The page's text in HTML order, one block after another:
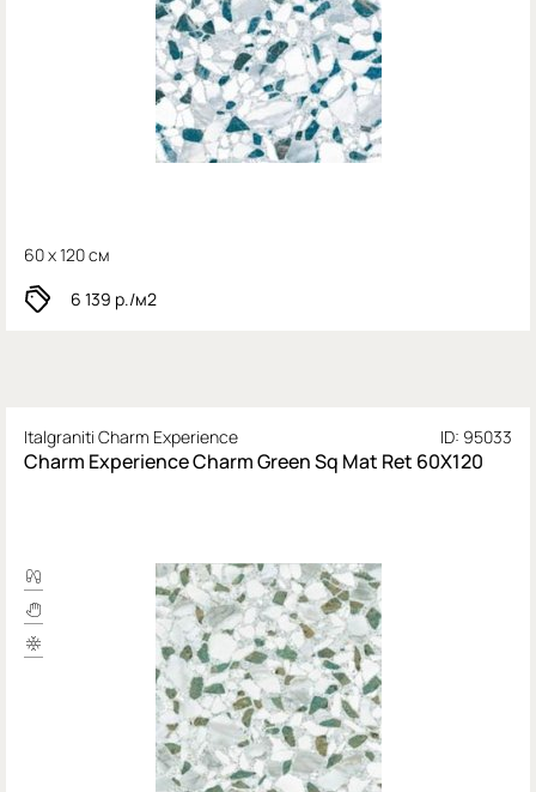
60 x 120 см
6 139 р./м2
Italgraniti Charm Experience ID: 95033
Charm Experience Charm Green Sq Mat Ret 60X120